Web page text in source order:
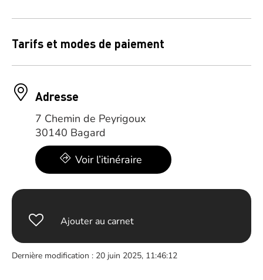
Tarifs et modes de paiement
Adresse
7 Chemin de Peyrigoux
30140 Bagard
Voir l’itinéraire
Ajouter au carnet
Dernière modification : 20 juin 2025, 11:46:12